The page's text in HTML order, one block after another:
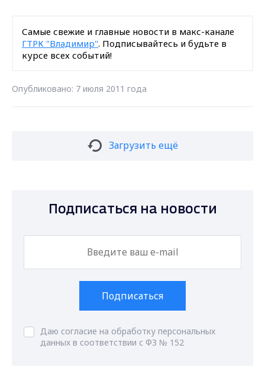
Самые свежие и главные новости в макс-канале
ГТРК "Владимир". Подписывайтесь и будьте в
курсе всех событий!
Опубликовано: 7 июля 2011 года
Загрузить ещё
Подписаться на новости
Подписаться
Даю согласие на обработку персональных
данных в соответствии с ФЗ № 152